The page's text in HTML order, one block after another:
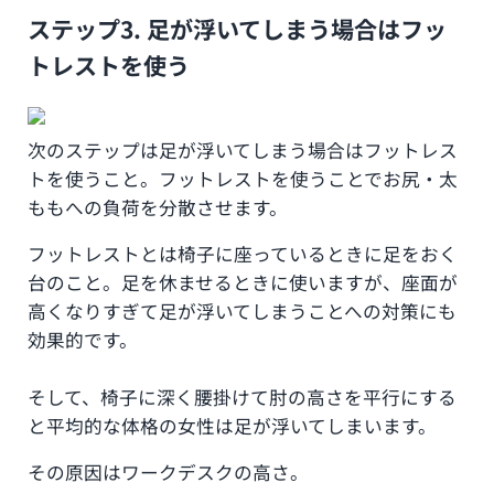
ステップ3. 足が浮いてしまう場合はフッ
トレストを使う
次のステップは足が浮いてしまう場合はフットレス
トを使うこと。フットレストを使うことでお尻・太
ももへの負荷を分散させます。
フットレストとは椅子に座っているときに足をおく
台のこと。足を休ませるときに使いますが、座面が
高くなりすぎて足が浮いてしまうことへの対策にも
効果的です。
そして、椅子に深く腰掛けて肘の高さを平行にする
と平均的な体格の女性は足が浮いてしまいます。
その原因はワークデスクの高さ。